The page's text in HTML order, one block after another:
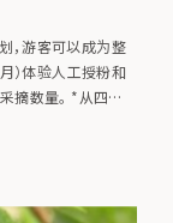
，游客可以成为整
）体验人工授粉和
摘数量。 *从四月